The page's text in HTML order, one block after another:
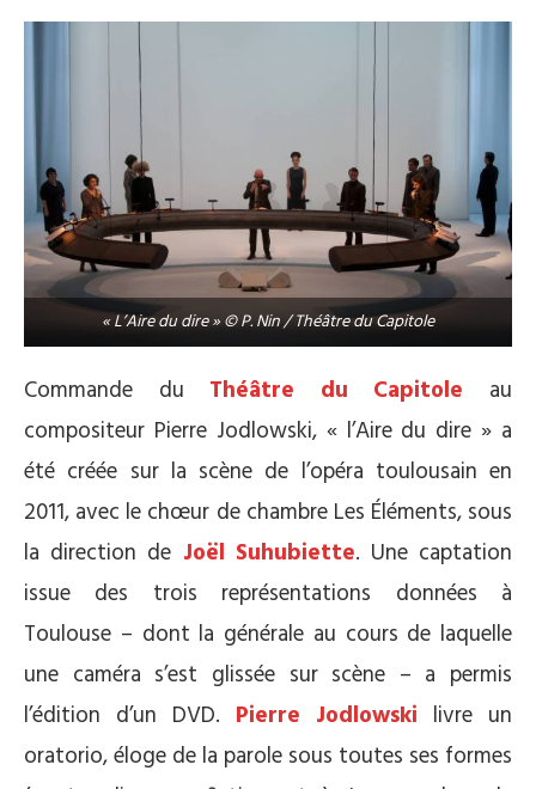
« L’Aire du dire » © P. Nin / Théâtre du Capitole
Commande du Théâtre du Capitole au
compositeur Pierre Jodlowski, « l’Aire du dire » a
été créée sur la scène de l’opéra toulousain en
2011, avec le chœur de chambre Les Éléments, sous
la direction de Joël Suhubiette. Une captation
issue des trois représentations données à
Toulouse – dont la générale au cours de laquelle
une caméra s’est glissée sur scène – a permis
l’édition d’un DVD. Pierre Jodlowski livre un
oratorio, éloge de la parole sous toutes ses formes